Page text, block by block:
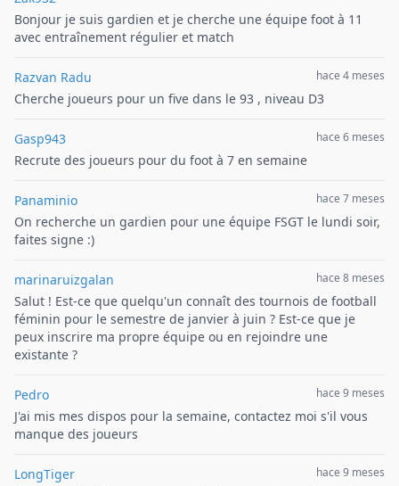
Bonjour je suis gardien et je cherche une équipe foot à 11
avec entraînement régulier et match
Razvan Radu hace 4 meses
Cherche joueurs pour un five dans le 93 , niveau D3
Gasp943 hace 6 meses
Recrute des joueurs pour du foot à 7 en semaine
Panaminio hace 7 meses
On recherche un gardien pour une équipe FSGT le lundi soir,
faites signe :)
marinaruizgalan hace 8 meses
Salut ! Est-ce que quelqu'un connaît des tournois de football
féminin pour le semestre de janvier à juin ? Est-ce que je
peux inscrire ma propre équipe ou en rejoindre une
existante ?
Pedro hace 9 meses
J'ai mis mes dispos pour la semaine, contactez moi s'il vous
manque des joueurs
LongTiger hace 9 meses